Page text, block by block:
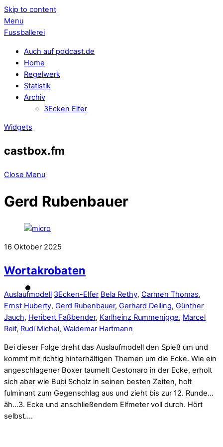
Skip to content
Menu
Fussballerei
Auch auf podcast.de
Home
Regelwerk
Statistik
Archiv
3Ecken Elfer
Widgets
castbox.fm
Close Menu
Gerd Rubenbauer
16 Oktober 2025
Wortakrobaten
Auslaufmodell 3Ecken-Elfer Bela Rethy, Carmen Thomas,
Ernst Huberty, Gerd Rubenbauer, Gerhard Delling, Günther
Jauch, Heribert Faßbender, Karlheinz Rummenigge, Marcel
Reif, Rudi Michel, Waldemar Hartmann
Bei dieser Folge dreht das Auslaufmodell den Spieß um und
kommt mit richtig hinterhältigen Themen um die Ecke. Wie ein
angeschlagener Boxer taumelt Cestonaro in der Ecke, erholt
sich aber wie Bubi Scholz in seinen besten Zeiten, holt
fulminant zum Gegenschlag aus und zieht bis zur 12. Runde…
äh…3. Ecke und anschließendem Elfmeter voll durch. Hört
selbst….